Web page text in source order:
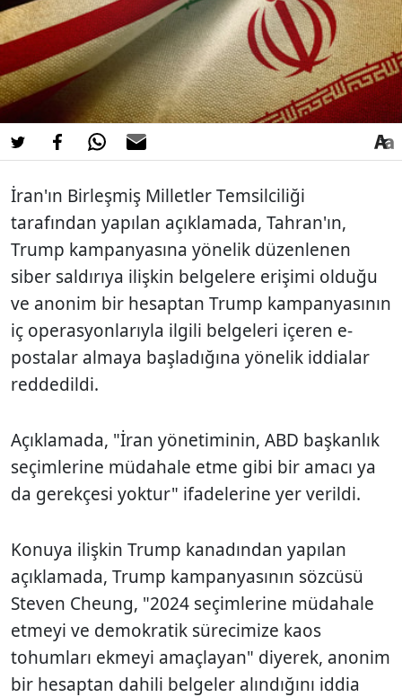
İran'ın Birleşmiş Milletler Temsilciliği
tarafından yapılan açıklamada, Tahran'ın,
Trump kampanyasına yönelik düzenlenen
siber saldırıya ilişkin belgelere erişimi olduğu
ve anonim bir hesaptan Trump kampanyasının
iç operasyonlarıyla ilgili belgeleri içeren e-
postalar almaya başladığına yönelik iddialar
reddedildi.
Açıklamada, "İran yönetiminin, ABD başkanlık
seçimlerine müdahale etme gibi bir amacı ya
da gerekçesi yoktur" ifadelerine yer verildi.
Konuya ilişkin Trump kanadından yapılan
açıklamada, Trump kampanyasının sözcüsü
Steven Cheung, "2024 seçimlerine müdahale
etmeyi ve demokratik sürecimize kaos
tohumları ekmeyi amaçlayan" diyerek, anonim
bir hesaptan dahili belgeler alındığını iddia